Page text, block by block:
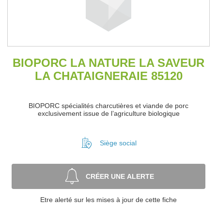
BIOPORC LA NATURE LA SAVEUR
LA CHATAIGNERAIE 85120
BIOPORC spécialités charcutières et viande de porc
exclusivement issue de l’agriculture biologique
Siège social
CRÉER UNE ALERTE
Etre alerté sur les mises à jour de cette fiche